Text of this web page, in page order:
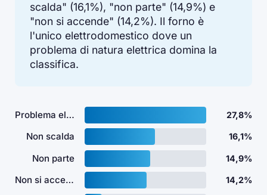
scalda" (16,1%), "non parte" (14,9%) e
"non si accende" (14,2%). Il forno è
l'unico elettrodomestico dove un
problema di natura elettrica domina la
classifica.
Problema elettrico 27,8%
Non scalda 16,1%
Non parte 14,9%
Non si accende 14,2%